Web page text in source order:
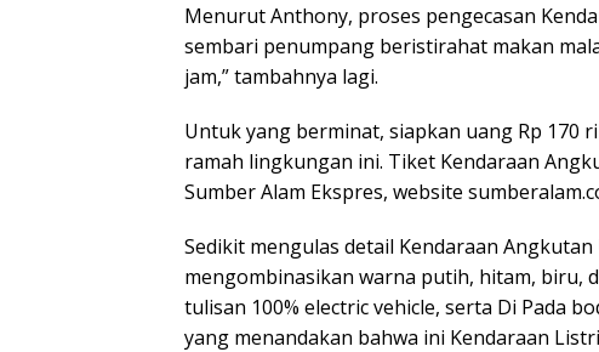
Menurut Anthony, proses pengecasan
sembari penumpang beristirahat makan
jam,” tambahnya lagi.
Untuk yang berminat, siapkan uang Rp 170
ramah lingkungan ini. Tiket Kendaraan
Sumber Alam Ekspres, website
Sedikit mengulas detail Kendaraan
mengombinasikan warna putih, hitam, biru,
tulisan 100% electric vehicle, serta Di Pada
yang menandakan bahwa ini Kendaraan